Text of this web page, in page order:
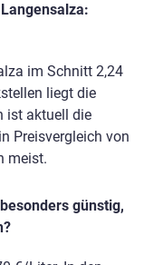
im Schnitt 2,24
liegt die
ist aktuell die
Preisvergleich von
meist.
günstig,